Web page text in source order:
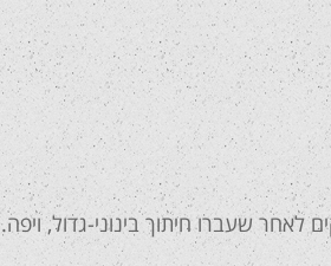
אפיה: תפו"א, שורש פטרוזיליה וסלרי, בצל לבן, 2 גזרים,ו 2 סלקים לאחר שעברו חיתוך בינוני-גדול, ויפה.